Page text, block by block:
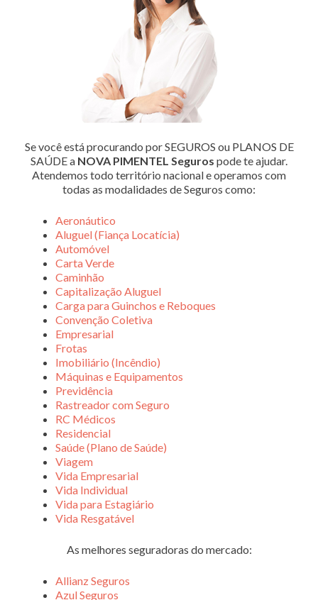
Se você está procurando por SEGUROS ou PLANOS DE
SAÚDE a NOVA PIMENTEL Seguros pode te ajudar.
Atendemos todo território nacional e operamos com
todas as modalidades de Seguros como:
Aeronáutico
Aluguel (Fiança Locatícia)
Automóvel
Carta Verde
Caminhão
Capitalização Aluguel
Carga para Guinchos e Reboques
Convenção Coletiva
Empresarial
Frotas
Imobiliário (Incêndio)
Máquinas e Equipamentos
Previdência
Rastreador com Seguro
RC Médicos
Residencial
Saúde (Plano de Saúde)
Viagem
Vida Empresarial
Vida Individual
Vida para Estagiário
Vida Resgatável
As melhores seguradoras do mercado:
Allianz Seguros
Azul Seguros